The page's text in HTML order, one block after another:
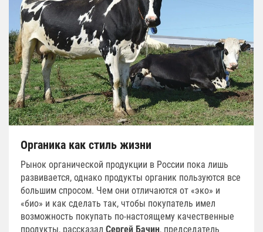
Органика как стиль жизни
Рынок органической продукции в России пока лишь
развивается, однако продукты органик пользуются все
большим спросом. Чем они отличаются от «эко» и
«био» и как сделать так, чтобы покупатель имел
возможность покупать по-настоящему качественные
продукты, рассказал Сергей Бачин, председатель